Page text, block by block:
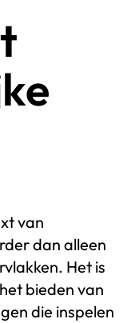
van
dan alleen
Het is
bieden van
die inspelen